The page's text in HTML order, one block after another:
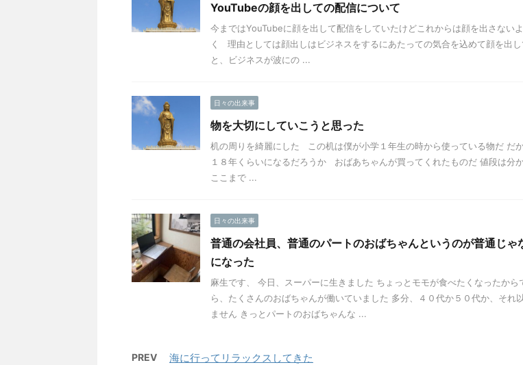
YouTubeの顔を出しての配信について
今まではYouTubeに顔を出して配信をしていたけどこれからは顔を出さない
く 理由としては顔出しはビジネスをするにあたっての気合を込めて顔を出し
と、ビジネスが波にの ...
日々の出来事
物を大切にしていこうと思った
机の周りを綺麗にした この机は僕が小学１年生の時から使っている物だ だ
１８年くらいになるだろうか おばあちゃんが買ってくれたものだ 値段は分
ここまで ...
日々の出来事
普通の会社員、普通のパートのおばちゃんというのが普通じゃ
になった
麻生です、 今日、スーパーに生きました ちょっとモモが食べたくなったから
ら、たくさんのおばちゃんが働いていました 多分、４０代か５０代か、それ
ません きっとパートのおばちゃんな ...
PREV 海に行ってリラックスしてきた